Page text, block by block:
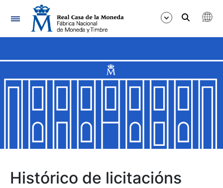
Navegación
Mostrar/Ocultar
Mostrar/Ocultar
Mostrar/Ocultar
Histórico de licitacións